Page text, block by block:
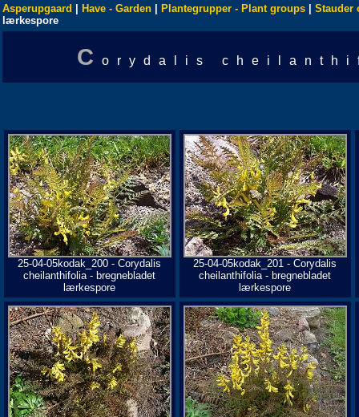
Asperupgaard Have - Garden Plantegrupper - Plant groups
Stauder
lærkespore
C orydalis
25-04-05kodak_200 - Corydalis
cheilanthifolia - bregnebladet
lærkespore
25-04-05kodak_201 - Corydalis
cheilanthifolia - bregnebladet
lærkespore